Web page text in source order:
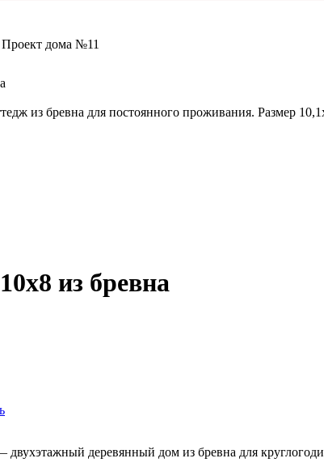
Проект дома №11
из бревна для постоянного проживания. Размер
из бревна
деревянный дом из бревна для